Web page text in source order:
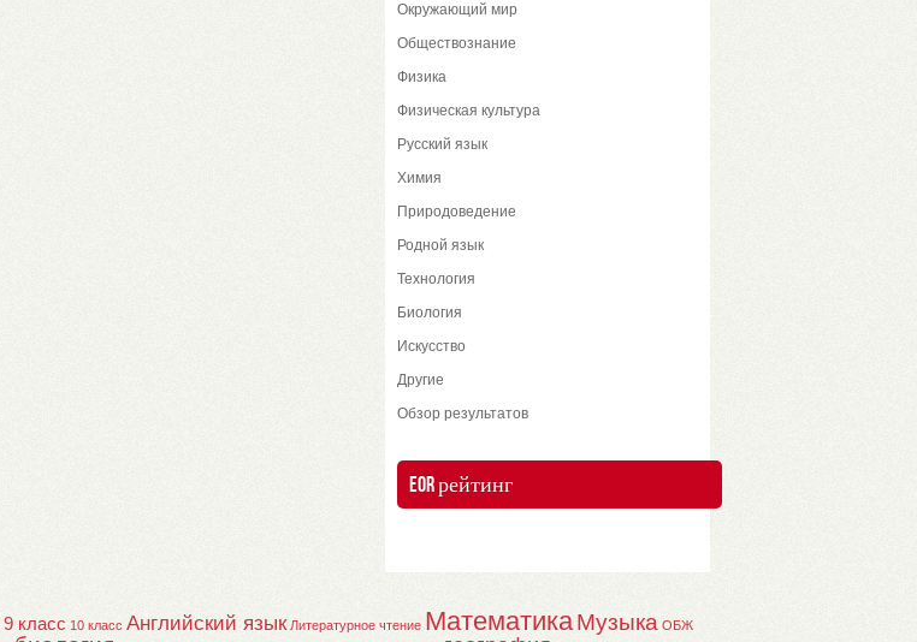
Окружающий мир
Обществознание
Физика
Физическая культура
Русский язык
Химия
Природоведение
Родной язык
Технология
Биология
Искусство
Другие
Обзор результатов
EOR рейтинг
9 класс 10 класс Английский язык Литературное чтение МатематикаМузыка ОБЖ